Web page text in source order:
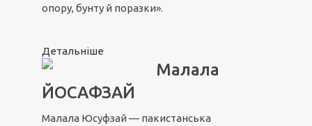
опору, бунту й поразки».
Детальніше
Малала
ЙОСАФЗАЙ
Малала Юсуфзай — пакистанська